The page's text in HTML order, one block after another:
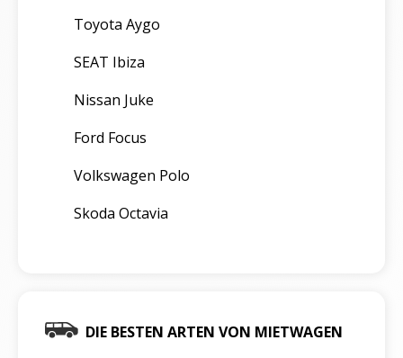
Toyota Aygo
SEAT Ibiza
Nissan Juke
Ford Focus
Volkswagen Polo
Skoda Octavia
DIE BESTEN ARTEN VON MIETWAGEN